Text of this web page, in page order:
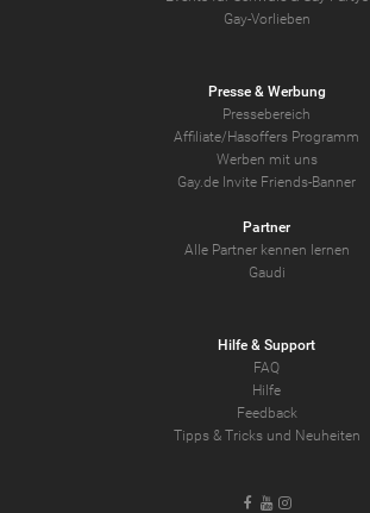
Gay-Vorlieben
Presse & Werbung
Pressebereich
Affiliate/Hasoffers Programm
Werben mit uns
Gay.de Invite Friends-Banner
Partner
Alle Partner kennen lernen
Gaudi
Hilfe & Support
FAQ
Hilfe
Feedback
Tipps & Tricks und Neuheiten
Facebook
YoutubeInstagram